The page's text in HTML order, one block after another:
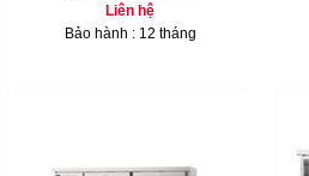
Liên hệ
Bảo hành : 12 tháng